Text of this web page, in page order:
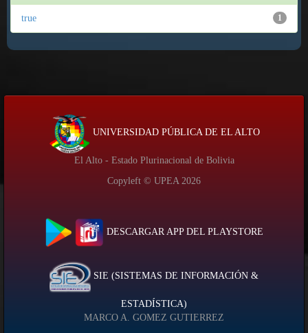
1
true
UNIVERSIDAD PÚBLICA DE EL ALTO
El Alto - Estado Plurinacional de Bolivia
Copyleft © UPEA 2026
DESCARGAR APP DEL PLAYSTORE
SIE (SISTEMAS DE INFORMACIÓN &
ESTADÍSTICA)
MARCO A. GOMEZ GUTIERREZ